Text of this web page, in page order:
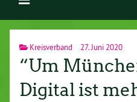
Kreisverband 27. Juni 2020
“Um
Digital ist